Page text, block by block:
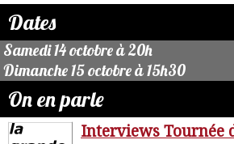
Dates
Samedi 14 octobre à 20h
Dimanche 15 octobre à 15h30
On en parle
Interviews Tournée